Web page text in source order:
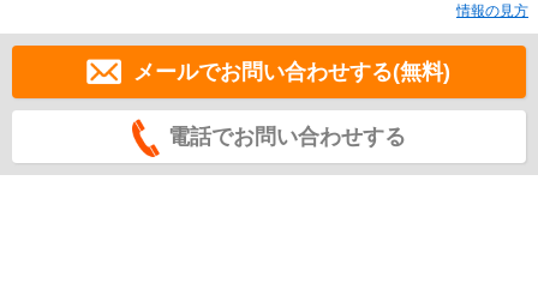
情報の見方
メールでお問い合わせする(無料)
電話でお問い合わせする